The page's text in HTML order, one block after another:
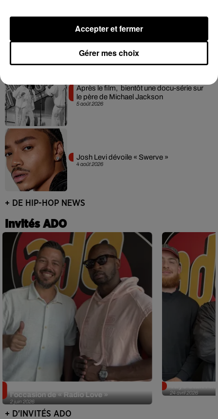
session live surprise
5 août 2026
Après le film, bientôt une docu-série sur
le père de Michael Jackson
4 août 2026
Josh Levi dévoile « Swerve »
+ DE HIP-HOP NEWS
Invités ADO
2 juin 2026
l'occasion de « Radio Love »
24 avril 2026
+ D'INVITÉS ADO
Gérer mes choix
Accepter et fermer